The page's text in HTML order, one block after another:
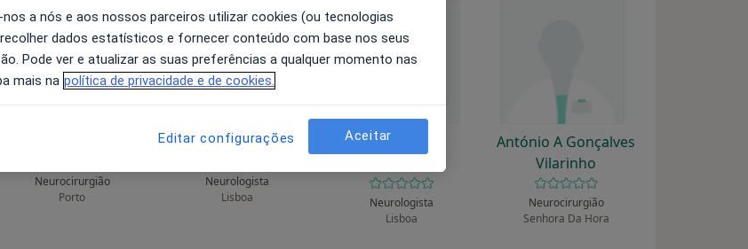
Neurocirurgião
Porto
Alice Levy
Neurologista
Lisboa
Alice Levy M
Neurologista
Lisboa
António A Gonçalves
Vilarinho
Neurocirurgião
Senhora Da Hora
a nós e aos nossos parceiros utilizar cookies (ou tecnologias
dados estatísticos e fornecer conteúdo com base nos seus
Pode ver e atualizar as suas preferências a qualquer momento nas
mais na política de privacidade e de cookies.
Editar configurações Aceitar